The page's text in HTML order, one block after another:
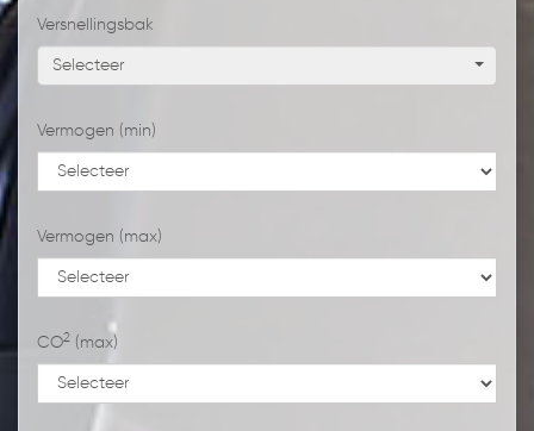
Versnellingsbak
Selecteer
Vermogen (min)
Vermogen (max)
CO2 (max)